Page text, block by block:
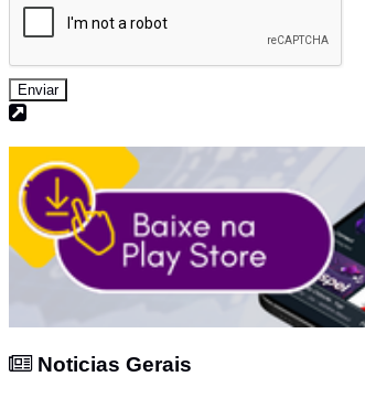
Enviar
Noticias Gerais